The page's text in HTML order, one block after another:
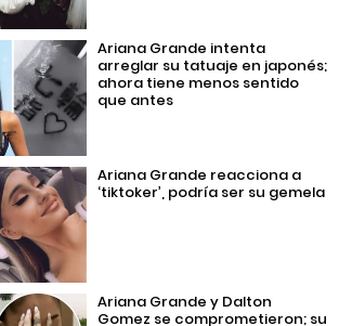
Ariana Grande intenta
arreglar su tatuaje en japonés;
ahora tiene menos sentido
que antes
Ariana Grande reacciona a
‘tiktoker’, podría ser su gemela
Ariana Grande y Dalton
Gomez se comprometieron; su